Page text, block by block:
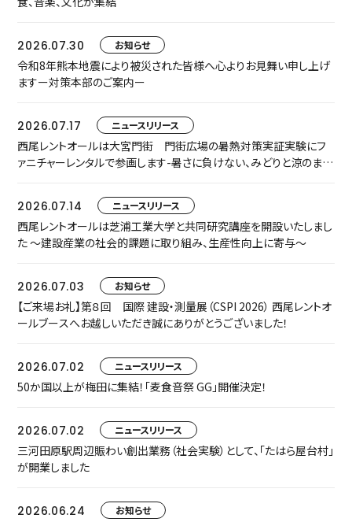
2026.07.30 お知らせ
令和8年熊本地震により被災された皆様へ心よりお見舞い申し上げ
ますー対策本部のご案内ー
2026.07.17 ニュースリリース
西尾レントオールは大宮門街 門街広場の暑熱対策実証実験にフ
ァニチャーレンタルで参画します-暑さに負けない、みどりと涼のまち
2026.07.14
ニュースリリース
西尾レントオールは芝浦工業大学と共同研究講座を開設いたしまし
た ～建設産業の社会的課題に取り組み、生産性向上に寄与～
2026.07.03 お知らせ
【ご来場お礼】第８回 国際 建設・測量展（CSPI 2026） 西尾レントオ
ールブースへお越しいただき誠にありがとうございました！
2026.07.02 ニュースリリース
50か国以上が梅田に集結！「麦食音祭 GG」開催決定！
2026.07.02 ニュースリリース
三河田原駅周辺賑わい創出業務（社会実験）として、「たはら屋台村」
が開業しました
2026.06.24 お知らせ